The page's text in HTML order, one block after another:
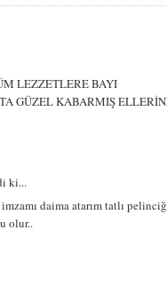
LEZZETLERE BAYI
GÜZEL KABARMIŞ
ki...
daima atarım tatlı
olur..